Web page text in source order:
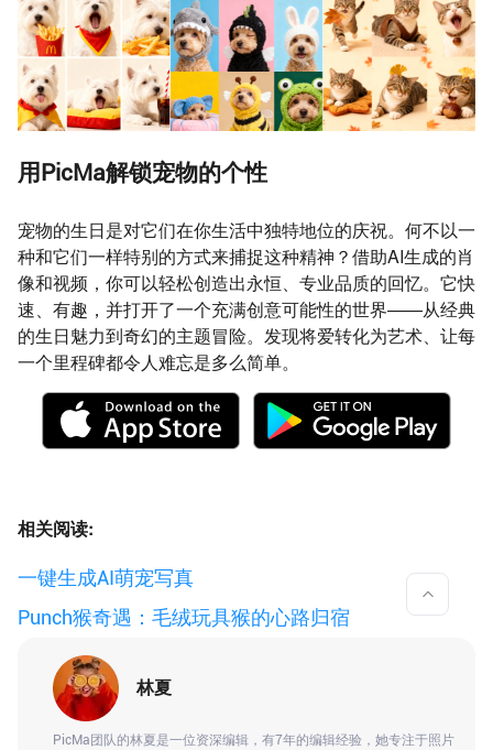
用PicMa解锁宠物的个性
宠物的生日是对它们在你生活中独特地位的庆祝。何不以一
种和它们一样特别的方式来捕捉这种精神？借助AI生成的肖
像和视频，你可以轻松创造出永恒、专业品质的回忆。它快
速、有趣，并打开了一个充满创意可能性的世界——从经典
的生日魅力到奇幻的主题冒险。发现将爱转化为艺术、让每
一个里程碑都令人难忘是多么简单。
相关阅读:
一键生成AI萌宠写真
Punch猴奇遇：毛绒玩具猴的心路归宿
林夏
PicMa团队的林夏是一位资深编辑，有7年的编辑经验，她专注于照片